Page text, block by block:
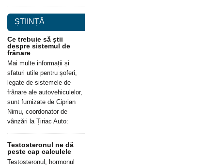
ȘTIINȚĂ
Ce trebuie să știi
despre sistemul de
frânare
Mai multe informații și
sfaturi utile pentru șoferi,
legate de sistemele de
frânare ale autovehiculelor,
sunt furnizate de Ciprian
Nimu, coordonator de
vânzări la Țiriac Auto:
Testosteronul ne dă
peste cap calculele
Testosteronul, hormonul